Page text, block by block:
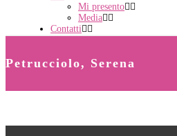
Mi presento
Media
Contatti
Petrucciolo, Serena